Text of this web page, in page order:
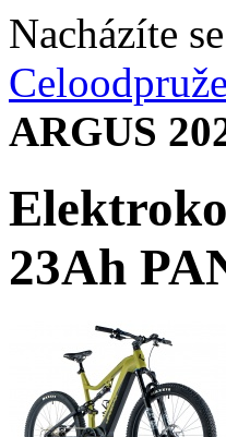
Nacházíte
ARGUS
23Ah